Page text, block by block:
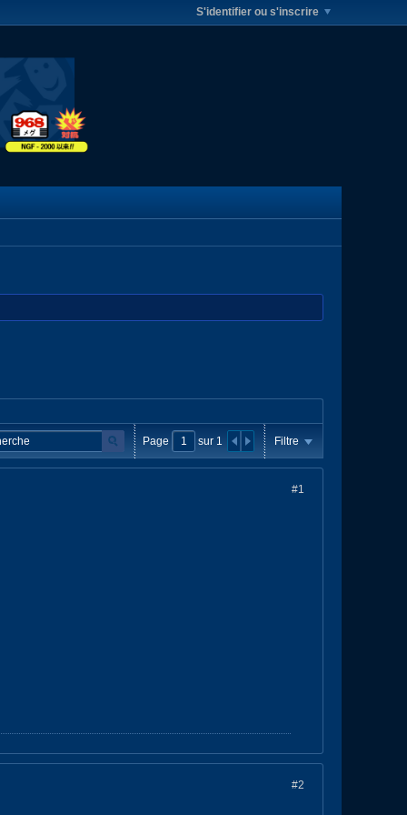
S'identifier ou s'inscrire
Page sur 1 Filtre
#1
#2